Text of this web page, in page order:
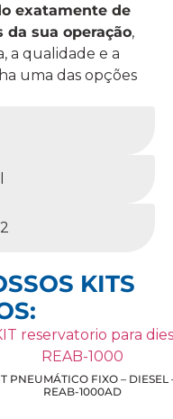
exatamente de
da sua operação,
a qualidade e a
uma das opções
KITS
PNEUMÁTICO FIXO – DIESEL
REAB-1000AD